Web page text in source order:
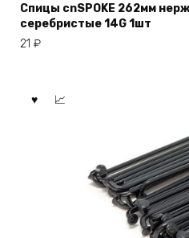
Спицы cnSPOKE 262мм
серебристые 14G 1шт
21 ₽